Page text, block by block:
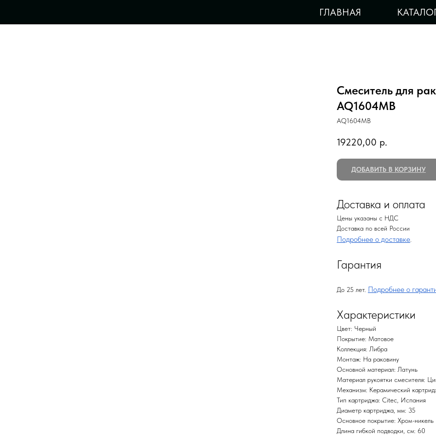
ГЛАВНАЯ
Смеситель для
AQ1604MB
AQ1604MB
19220,00 р.
ДОБАВИТЬ В КОРЗИНУ
Доставка и оплата
Цены указаны с НДС
Доставка по всей России
Подробнее о доставке
Гарантия
До 25 лет. Подробнее о
Характеристики
Цвет: Черный
Покрытие: Матовое
Коллекция: Либра
Монтаж: На раковину
Основной материал: Латунь
Материал рукоятки смесителя:
Механизм: Керамический
Тип картриджа: Citec, Испания
Диаметр картриджа, мм: 35
Основное покрытие: Хром-никель
Длина гибкой подводки, см: 60